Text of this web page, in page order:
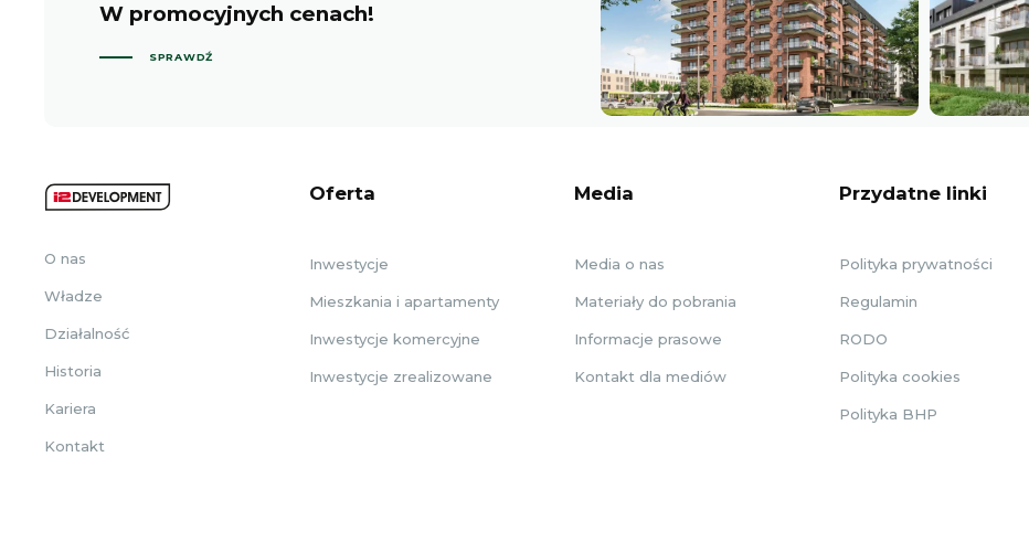
W promocyjnych cenach!
SPRAWDŹ
O nas
Władze
Działalność
Historia
Kariera
Kontakt
Oferta
Inwestycje
Mieszkania i apartamenty
Inwestycje komercyjne
Inwestycje zrealizowane
Media
Media o nas
Materiały do pobrania
Informacje prasowe
Kontakt dla mediów
Przydatne linki
Polityka prywatności
Regulamin
RODO
Polityka cookies
Polityka BHP